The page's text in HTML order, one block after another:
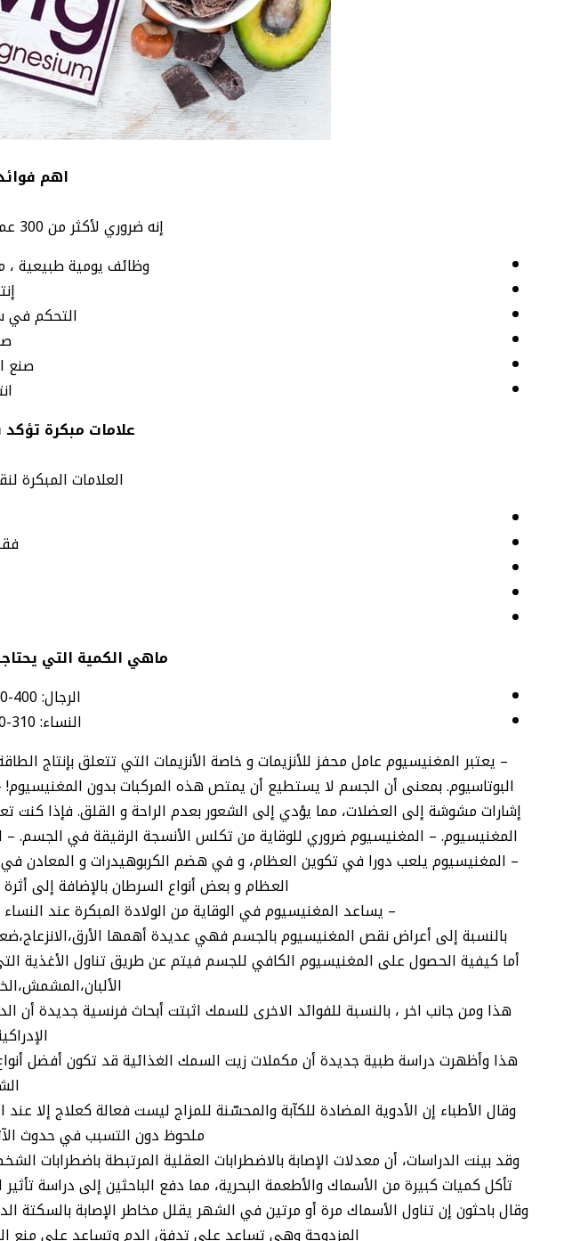
اهم
إنه ضروري لأكثر من 300 عملية إنزيمية في الجسم ، منها:
وظائف يومية طبيعية
التحكم في
صنع
علامات مبكرة
العلامات المبكرة
ماهي الكمية التي
الرجال: 400-420 ملليغرام في اليوم.
النساء: 310-320 ملليغرام في اليوم.
– يعتبر المغنيسيوم عامل محفز للأنزيمات و خاصة الأنزيمات التي تتعلق
البوتاسيوم. بمعنى أن الجسم لا يستطيع أن يمتص هذه المركبات بدون
إشارات مشوشة إلى العضلات، مما يؤدي إلى الشعور بعدم الراحة و القلق. فإذا
المغنيسيوم. – المغنيسيوم ضروري للوقاية من تكلس الأنسجة الرقيقة في الجسم.
– المغنيسيوم يلعب دورا في تكوين العظام، و في هضم الكربوهيدرات و المعادن
العظام و بعض أنواع السرطان بالإضافة إلى
– يساعد المغنيسيوم في الوقاية من الولادة المبكرة عند
بالنسبة إلى أعراض نقص المغنيسيوم بالجسم فهي عديدة أهمها
أما كيفية الحصول على المغنيسيوم الكافي للجسم فيتم عن طريق تناول الأغذية التي
هذا ومن جانب اخر ، بالنسبة للفوائد الاخرى للسمك اثبتت أبحاث فرنسية جديدة أن
هذا وأظهرت دراسة طبية جديدة أن مكملات زيت السمك الغذائية قد تكون أفضل
وقال الأطباء إن الأدوية المضادة للكآبة والمحسّنة للمزاج ليست فعالة كعلاج
ملحوظ دون التسبب في حدوث
وقد بينت الدراسات، أن معدلات الإصابة بالاضطرابات العقلية المرتبطة باضطرابات
تأكل كميات كبيرة من الأسماك والأطعمة البحرية، مما دفع الباحثين إلى دراسة تأثير الأحماض الدهنية المفيدة
وقال باحثون إن تناول الأسماك مرة أو مرتين في الشهر يقلل مخاطر الإصابة
المزدوجة وهي تساعد على تدفق الدم وتساعد على منع